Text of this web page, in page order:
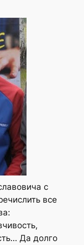
с
все
Да долго